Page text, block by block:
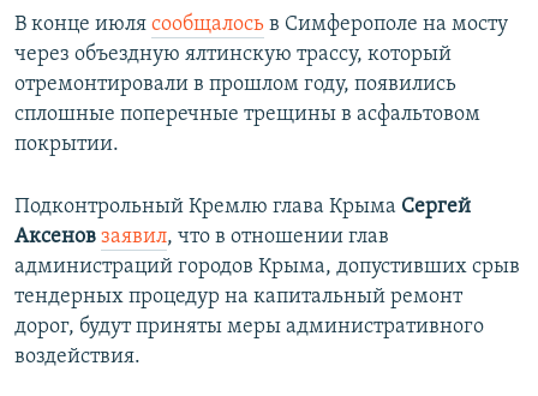
В конце июля сообщалось в Симферополе на мосту
через объездную ялтинскую трассу, который
отремонтировали в прошлом году, появились
сплошные поперечные трещины в асфальтовом
покрытии.
Подконтрольный Кремлю глава Крыма Сергей
Аксенов заявил, что в отношении глав
администраций городов Крыма, допустивших срыв
тендерных процедур на капитальный ремонт
дорог, будут приняты меры административного
воздействия.